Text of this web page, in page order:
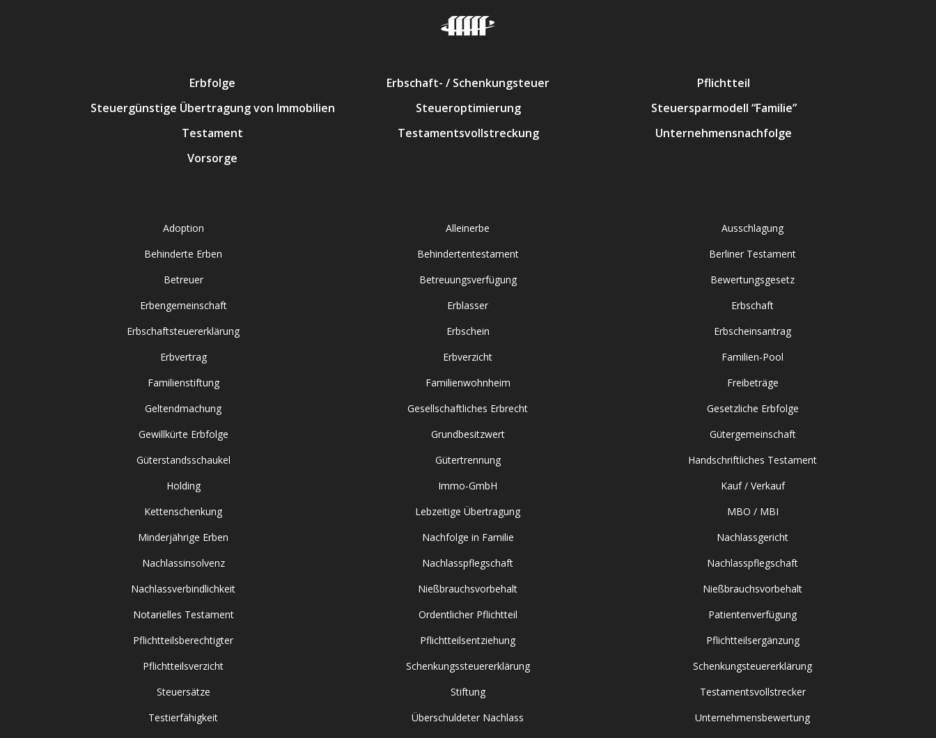
Erbfolge Erbschaft- / Schenkungsteuer
Pflichtteil
Steuergünstige Übertragung von Immobilien
Steueroptimierung
Steuersparmodell “Familie”
Testament
Testamentsvollstreckung
Unternehmensnachfolge
Vorsorge
Adoption Alleinerbe
Ausschlagung
Behinderte Erben
Behindertentestament
Berliner Testament
Betreuer
Betreuungsverfügung
Bewertungsgesetz
Erbengemeinschaft
Erblasser
Erbschaft
Erbschaftsteuererklärung
Erbschein
Erbscheinsantrag
Erbvertrag
Erbverzicht
Familien-Pool
Familienstiftung
Familienwohnheim
Freibeträge
Geltendmachung
Gesellschaftliches Erbrecht
Gesetzliche Erbfolge
Gewillkürte Erbfolge
Grundbesitzwert
Gütergemeinschaft
Güterstandsschaukel
Gütertrennung
Handschriftliches Testament
Holding
Immo-GmbH
Kauf / Verkauf
Kettenschenkung
Lebzeitige Übertragung
MBO / MBI
Minderjährige Erben
Nachfolge in Familie
Nachlassgericht
Nachlassinsolvenz
Nachlasspflegschaft
Nachlasspflegschaft
Nachlassverbindlichkeit
Nießbrauchsvorbehalt
Nießbrauchsvorbehalt
Notarielles Testament
Ordentlicher Pflichtteil
Patientenverfügung
Pflichtteilsberechtigter
Pflichtteilsentziehung
Pflichtteilsergänzung
Pflichtteilsverzicht
Schenkungssteuererklärung
Schenkungsteuererklärung
Steuersätze
Stiftung
Testamentsvollstrecker
Testierfähigkeit
Überschuldeter Nachlass
Unternehmensbewertung